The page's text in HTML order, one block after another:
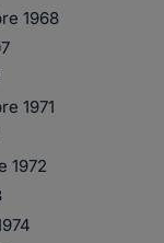
1968
1971
1972